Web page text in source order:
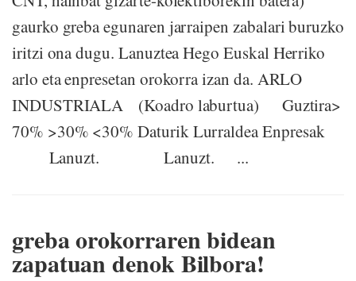
gaurko greba egunaren jarraipen zabalari buruzko
iritzi ona dugu. Lanuztea Hego Euskal Herriko
arlo eta enpresetan orokorra izan da. ARLO
INDUSTRIALA (Koadro laburtua) Guztira>
70% >30% <30% Daturik Lurraldea Enpresak
Lanuzt. Lanuzt. ...
greba orokorraren bidean
zapatuan denok Bilbora!